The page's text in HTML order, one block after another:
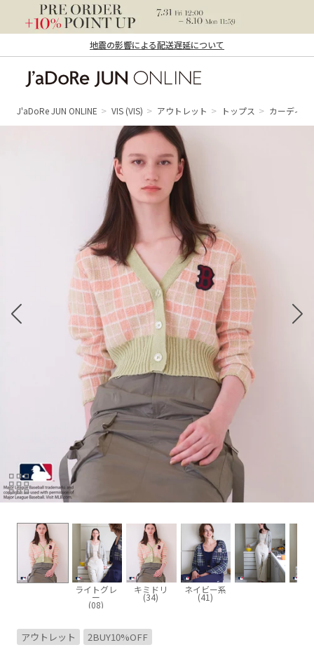
地震の影響による配送遅延について
ン オンライン）
J'aDoRe JUN ONLINE VIS (VIS) アウトレット トップス カーディ
ライトグレ
ー
(08)
キミドリ
(34)
ネイビー系
(41)
アウトレット 2BUY10%OFF